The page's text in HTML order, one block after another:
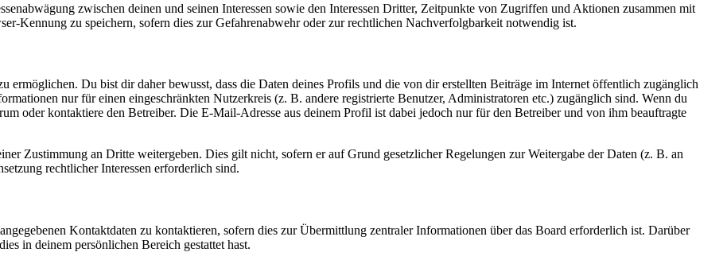
zwischen deinen und seinen Interessen sowie den Interessen Dritter, Zeitpunkte von Zugriffen und Aktionen zusammen mit
Kennung zu speichern, sofern dies zur Gefahrenabwehr oder zur rechtlichen Nachverfolgbarkeit notwendig ist.
ermöglichen. Du bist dir daher bewusst, dass die Daten deines Profils und die von dir erstellten Beiträge im Internet öffentlich zugänglich
nur für einen eingeschränkten Nutzerkreis (z. B. andere registrierte Benutzer, Administratoren etc.) zugänglich sind. Wenn du
oder kontaktiere den Betreiber. Die E-Mail-Adresse aus deinem Profil ist dabei jedoch nur für den Betreiber und von ihm beauftragte
Zustimmung an Dritte weitergeben. Dies gilt nicht, sofern er auf Grund gesetzlicher Regelungen zur Weitergabe der Daten (z. B. an
rechtlicher Interessen erforderlich sind.
Kontaktdaten zu kontaktieren, sofern dies zur Übermittlung zentraler Informationen über das Board erforderlich ist. Darüber
in deinem persönlichen Bereich gestattet hast.